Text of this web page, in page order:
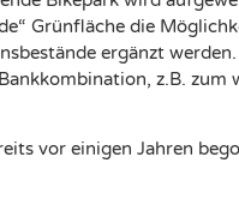
Grünfläche die
ergänzt
z.B. zum
vor einigen Jahren